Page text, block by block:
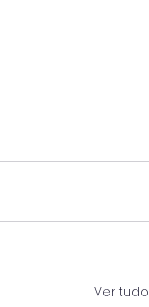
Ver tudo